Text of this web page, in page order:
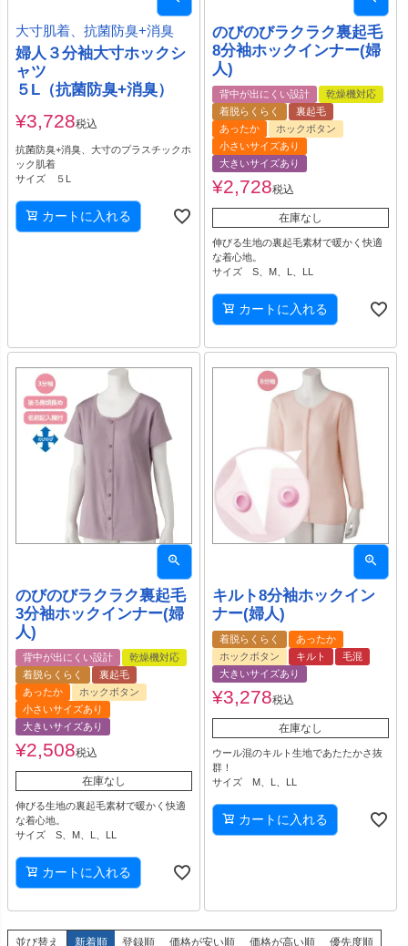
大寸肌着、抗菌防臭+消臭
婦人３分袖大寸ホックシ
ャツ
５L（抗菌防臭+消臭）
¥3,728税込
抗菌防臭+消臭、大寸のプラスチックホ
ック肌着
サイズ ５L
カートに入れる
のびのびラクラク裏起毛
8分袖ホックインナー(婦
人)
背中が出にくい設計
乾燥機対応
着脱らくらく
裏起毛
あったか
ホックボタン
小さいサイズあり
大きいサイズあり
¥2,728税込
在庫なし
伸びる生地の裏起毛素材で暖かく快適
な着心地。
サイズ S、M、L、LL
カートに入れる
のびのびラクラク裏起毛
3分袖ホックインナー(婦
人)
背中が出にくい設計
乾燥機対応
着脱らくらく
裏起毛
あったか
ホックボタン
小さいサイズあり
大きいサイズあり
¥2,508税込
在庫なし
伸びる生地の裏起毛素材で暖かく快適
な着心地。
サイズ S、M、L、LL
カートに入れる
キルト8分袖ホックイン
ナー(婦人)
着脱らくらく
あったか
ホックボタン
キルト
毛混
大きいサイズあり
¥3,278税込
在庫なし
ウール混のキルト生地であたたかさ抜
群！
サイズ M、L、LL
カートに入れる
並び替え 新着順 登録順 価格が安い順 価格が高い順 優先度順